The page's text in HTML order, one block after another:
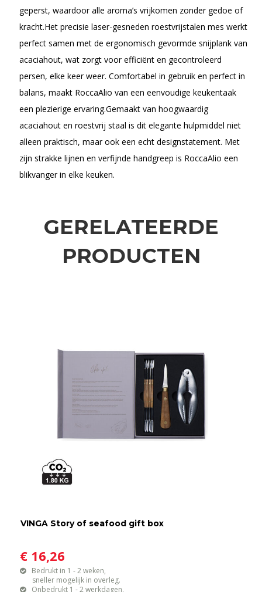
geperst, waardoor alle aroma’s vrijkomen zonder gedoe of
kracht.Het precisie laser-gesneden roestvrijstalen mes werkt
perfect samen met de ergonomisch gevormde snijplank van
acaciahout, wat zorgt voor efficiënt en gecontroleerd
persen, elke keer weer. Comfortabel in gebruik en perfect in
balans, maakt RoccaAlio van een eenvoudige keukentaak
een plezierige ervaring.Gemaakt van hoogwaardig
acaciahout en roestvrij staal is dit elegante hulpmiddel niet
alleen praktisch, maar ook een echt designstatement. Met
zijn strakke lijnen en verfijnde handgreep is RoccaAlio een
blikvanger in elke keuken.
GERELATEERDE
PRODUCTEN
VINGA Story of seafood gift box
€ 16,26
Bedrukt in 1 - 2 weken,
sneller mogelijk in overleg.
Onbedrukt 1 - 2 werkdagen.